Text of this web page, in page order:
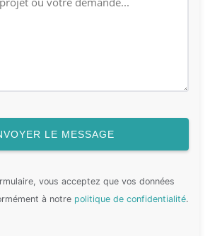
LE MESSAGE
vous acceptez que vos données
à notre politique de confidentialité.